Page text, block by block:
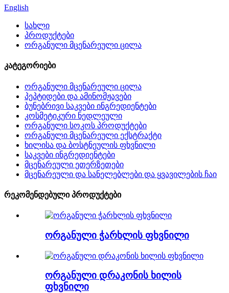
English
სახლი
პროდუქტები
ორგანული მცენარეული ცილა
კატეგორიები
ორგანული მცენარეული ცილა
პეპტიდები და ამინომჟავები
ბუნებრივი საკვები ინგრედიენტები
კოსმეტიკური ნედლეული
ორგანული სოკოს პროდუქტები
ორგანული მცენარეული ექსტრაქტი
ხილისა და ბოსტნეულის ფხვნილი
საკვები ინგრედიენტები
მცენარეული ეთერზეთები
მცენარეული და სანელებლები და ყვავილების ჩაი
რეკომენდებული პროდუქტები
ორგანული ჭარხლის ფხვნილი
ორგანული დრაკონის ხილის
ფხვნილი